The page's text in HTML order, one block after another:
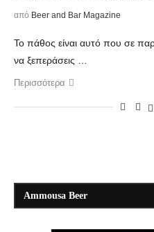
από Beer and Bar Magazine
Το πάθος είναι αυτό που σε
να ξεπεράσεις …
Περισσότερα
Ammousa Beer